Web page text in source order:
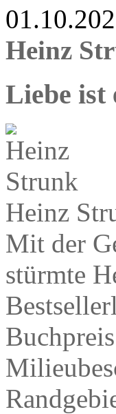
Heinz
Liebe ist
Heinz
Mit der
stürmte